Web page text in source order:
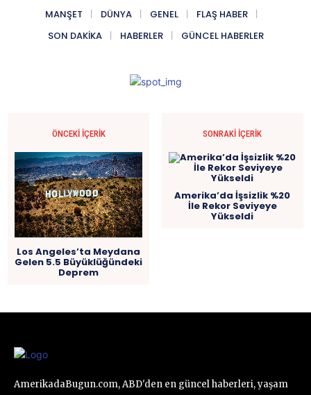
MANŞET DÜNYA GENEL
FLAŞ HABER
SON DAKIKA
HABERLER GÜNCEL HABERLER
ÖNCEKI İÇERIK
Los Angeles’ta Meydana
Gelen 5.5 Büyüklüğündeki
Deprem
SONRAKI İÇERIK
Amerika’da İşsizlik %20
İle Rekor Seviyeye
Yükseldi
AmerikadaBugun.com, ABD'den en güncel haberleri, yaşam